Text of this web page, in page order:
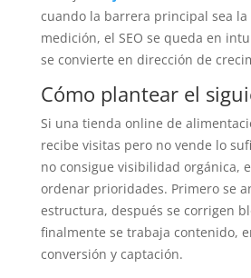
cuando la barrera principal sea la
medición, el SEO se queda en
se convierte en dirección de
Cómo plantear el
Si una tienda online de
recibe visitas pero no vende lo
no consigue visibilidad orgánica,
ordenar prioridades. Primero se
estructura, después se corrigen
finalmente se trabaja contenido,
conversión y captación.